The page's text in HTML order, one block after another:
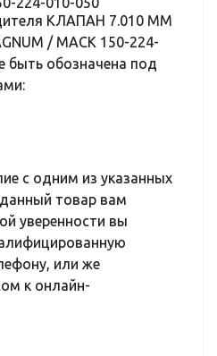
КЛАПАН 7.010 ММ
/ MACK 150-224-
быть обозначена под
с одним из указанных
товар вам
уверенности вы
или же
к онлайн-